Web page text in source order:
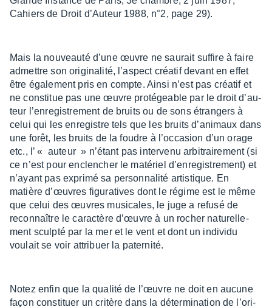
Cahiers de Droit d’Au­teur 1988, n°2, page 29).
Mais la nouveauté d’une œuvre ne saurait suffire à faire
admettre son origi­na­lité, l’as­pect créa­tif devant en effet
être égale­ment pris en compte. Ainsi n’est pas créa­tif et
ne consti­tue pas une œuvre proté­geable par le droit d’au­
teur l’en­re­gis­tre­ment de bruits ou de sons étran­gers à
celui qui les enre­gistre tels que les bruits d’ani­maux dans
une forêt, les bruits de la foudre à l’oc­ca­sion d’un orage
etc., l’ « auteur » n’étant pas inter­venu arbi­trai­re­ment (si
ce n’est pour enclen­cher le maté­riel d’en­re­gis­tre­ment) et
n’ayant pas exprimé sa person­na­lité artis­tique. En
matière d’œuvres figu­ra­tives dont le régime est le même
que celui des œuvres musi­cales, le juge a refusé de
recon­naître le carac­tère d’œuvre à un rocher natu­rel­le­
ment sculpté par la mer et le vent et dont un indi­vidu
voulait se voir attri­buer la pater­nité.
Notez enfin que la qualité de l’œuvre ne doit en aucune
façon consti­tuer un critère dans la déter­mi­na­tion de l’ori­